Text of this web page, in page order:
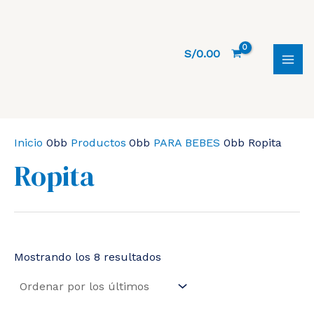
S/0.00
Inicio Productos PARA BEBES Ropita
Ropita
Mostrando los 8 resultados
últimos